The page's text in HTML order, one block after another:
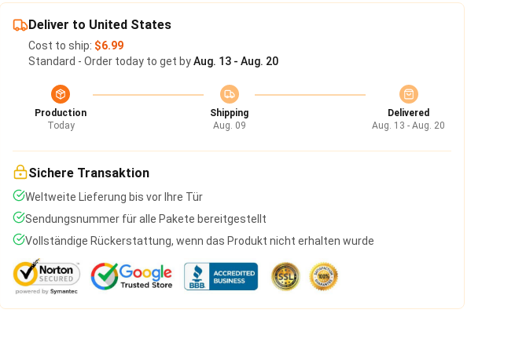
Deliver to United States
Cost to ship: $6.99
Standard - Order today to get byAug. 13 - Aug. 20
Production
Today
Shipping
Aug. 09
Delivered
Aug. 13 - Aug. 20
Sichere Transaktion
Weltweite Lieferung bis vor Ihre Tür
Sendungsnummer für alle Pakete bereitgestellt
Vollständige Rückerstattung, wenn das Produkt nicht erhalten wurde